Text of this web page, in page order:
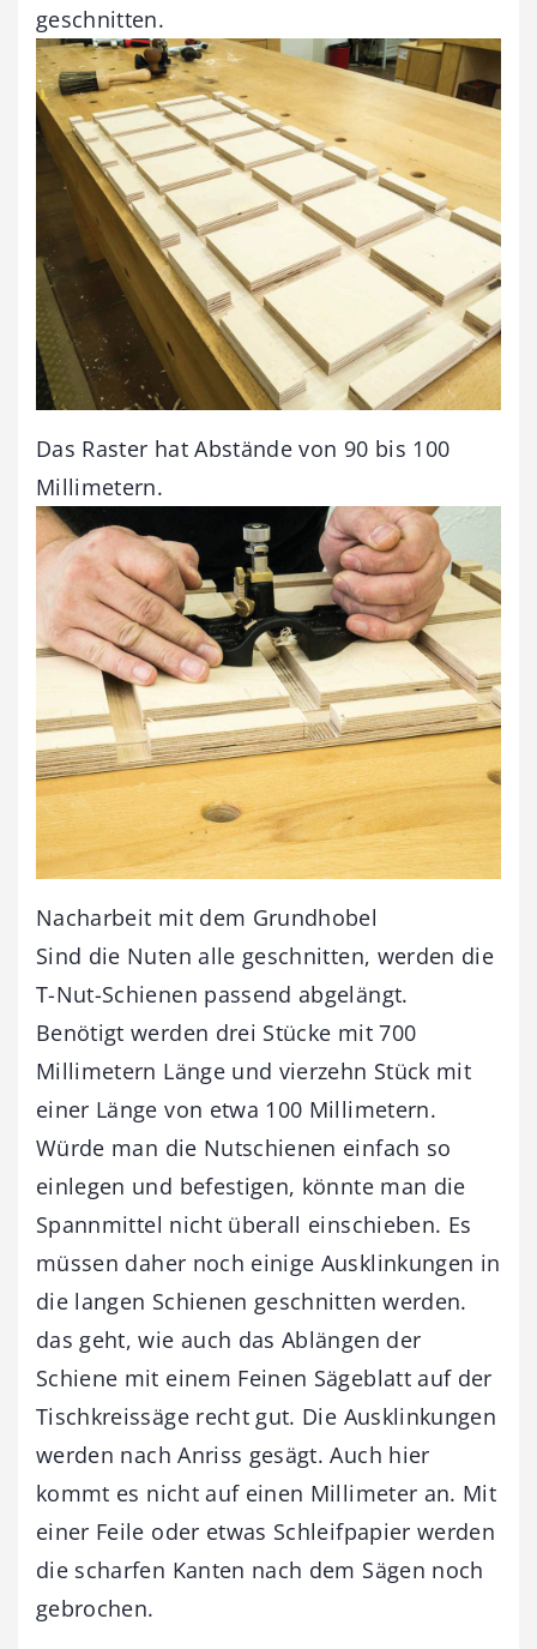
geschnitten.
Das Raster hat Abstände von 90 bis 100
Millimetern.
Nacharbeit mit dem Grundhobel
Sind die Nuten alle geschnitten, werden die
T-Nut-Schienen passend abgelängt.
Benötigt werden drei Stücke mit 700
Millimetern Länge und vierzehn Stück mit
einer Länge von etwa 100 Millimetern.
Würde man die Nutschienen einfach so
einlegen und befestigen, könnte man die
Spannmittel nicht überall einschieben. Es
müssen daher noch einige Ausklinkungen in
die langen Schienen geschnitten werden.
das geht, wie auch das Ablängen der
Schiene mit einem Feinen Sägeblatt auf der
Tischkreissäge recht gut. Die Ausklinkungen
werden nach Anriss gesägt. Auch hier
kommt es nicht auf einen Millimeter an. Mit
einer Feile oder etwas Schleifpapier werden
die scharfen Kanten nach dem Sägen noch
gebrochen.